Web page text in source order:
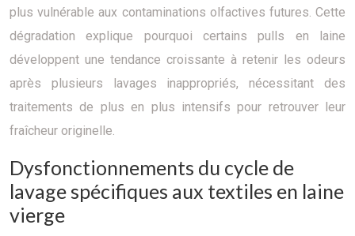
plus vulnérable aux contaminations olfactives futures. Cette
dégradation explique pourquoi certains pulls en laine
développent une tendance croissante à retenir les odeurs
après plusieurs lavages inappropriés, nécessitant des
traitements de plus en plus intensifs pour retrouver leur
fraîcheur originelle.
Dysfonctionnements du cycle de
lavage spécifiques aux textiles en laine
vierge